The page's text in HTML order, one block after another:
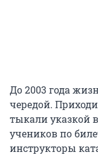
До 2003 года
чередой.
тыкали указкой
учеников по
инструкторы